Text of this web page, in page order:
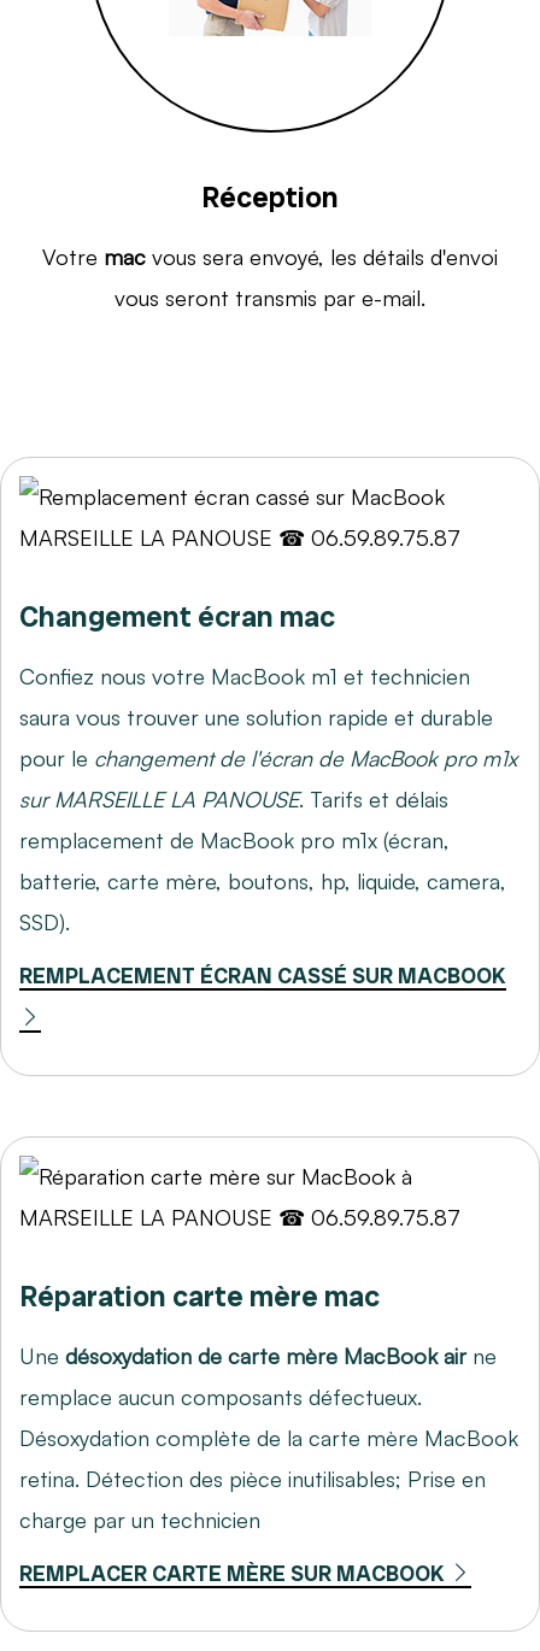
Réception
Votre mac vous sera envoyé, les détails d'envoi
vous seront transmis par e-mail.
Changement écran mac
Confiez nous votre MacBook m1 et technicien
saura vous trouver une solution rapide et durable
pour le changement de l'écran de MacBook pro m1x
sur MARSEILLE LA PANOUSE. Tarifs et délais
remplacement de MacBook pro m1x (écran,
batterie, carte mère, boutons, hp, liquide, camera,
SSD).
REMPLACEMENT ÉCRAN CASSÉ SUR MACBOOK
Réparation carte mère mac
Une désoxydation de carte mère MacBook airne
remplace aucun composants défectueux.
Désoxydation complète de la carte mère MacBook
retina. Détection des pièce inutilisables; Prise en
charge par un technicien
REMPLACER CARTE MÈRE SUR MACBOOK